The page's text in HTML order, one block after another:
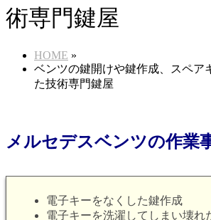
術専門鍵屋
HOME »
ベンツの鍵開けや鍵作成、スペア
た技術専門鍵屋
メルセデスベンツの作業
電子キーをなくした鍵作成
電子キーを洗濯してしまい壊れ